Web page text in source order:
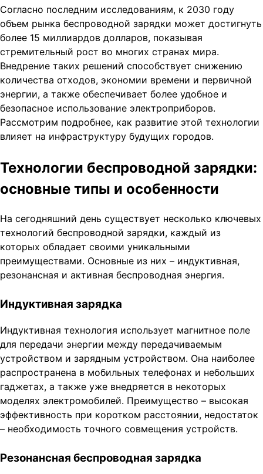
Согласно последним исследованиям, к 2030 году
объем рынка беспроводной зарядки может достигнуть
более 15 миллиардов долларов, показывая
стремительный рост во многих странах мира.
Внедрение таких решений способствует снижению
количества отходов, экономии времени и первичной
энергии, а также обеспечивает более удобное и
безопасное использование электроприборов.
Рассмотрим подробнее, как развитие этой технологии
влияет на инфраструктуру будущих городов.
Технологии беспроводной зарядки:
основные типы и особенности
На сегодняшний день существует несколько ключевых
технологий беспроводной зарядки, каждый из
которых обладает своими уникальными
преимуществами. Основные из них – индуктивная,
резонансная и активная беспроводная энергия.
Индуктивная зарядка
Индуктивная технология использует магнитное поле
для передачи энергии между передачиваемым
устройством и зарядным устройством. Она наиболее
распространена в мобильных телефонах и небольших
гаджетах, а также уже внедряется в некоторых
моделях электромобилей. Преимущество – высокая
эффективность при коротком расстоянии, недостаток
– необходимость точного совмещения устройств.
Резонансная беспроводная зарядка